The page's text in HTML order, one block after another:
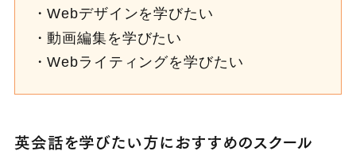
Webデザインを学びたい
動画編集を学びたい
Webライティングを学びたい
英会話を学びたい方におすすめのスクール